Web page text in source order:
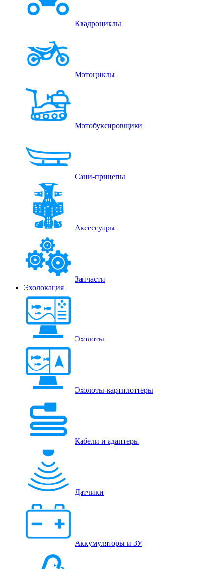
Квадроциклы
Мотоциклы
Мотобуксировщики
Сани-прицепы
Аксессуары
Запчасти
Эхолокация
Эхолоты
Эхолоты-картплоттеры
Кабели и адаптеры
Датчики
Аккумуляторы и ЗУ